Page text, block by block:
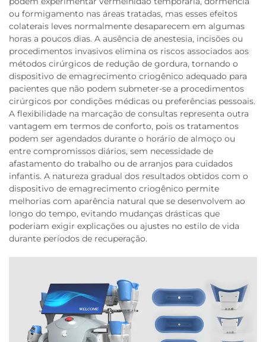
ou formigamento nas áreas tratadas, mas esses efeitos
colaterais leves normalmente desaparecem em algumas
horas a poucos dias. A ausência de anestesia, incisões ou
procedimentos invasivos elimina os riscos associados aos
métodos cirúrgicos de redução de gordura, tornando o
dispositivo de emagrecimento criogênico adequado para
pacientes que não podem submeter-se a procedimentos
cirúrgicos por condições médicas ou preferências pessoais.
A flexibilidade na marcação de consultas representa outra
vantagem em termos de conforto, pois os tratamentos
podem ser agendados durante o horário de almoço ou
entre compromissos diários, sem necessidade de
afastamento do trabalho ou de arranjos para cuidados
infantis. A natureza gradual dos resultados obtidos com o
dispositivo de emagrecimento criogênico permite
melhorias com aparência natural que se desenvolvem ao
longo do tempo, evitando mudanças drásticas que
poderiam exigir explicações ou ajustes no estilo de vida
durante períodos de recuperação.